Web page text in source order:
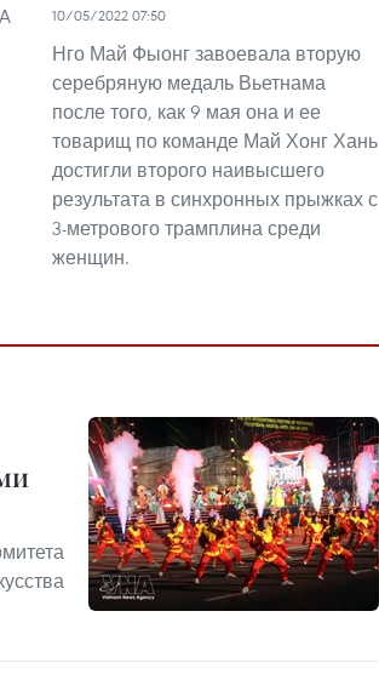
10/05/2022 07:50
Нго Май Фыонг завоевала вторую
серебряную медаль Вьетнама
после того, как 9 мая она и ее
товарищ по команде Май Хонг Хань
достигли второго наивысшего
результата в синхронных прыжках с
3-метрового трамплина среди
женщин.